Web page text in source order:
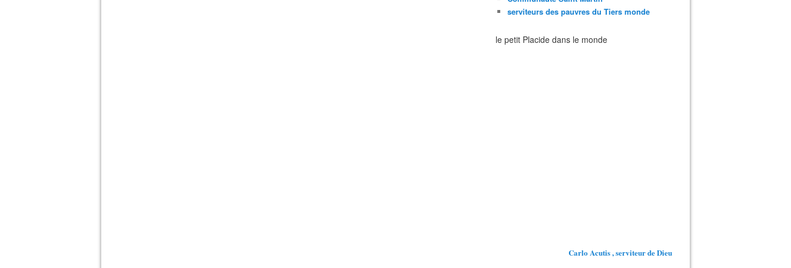
serviteurs des pauvres du Tiers monde
le petit Placide dans le monde
Carlo Acutis , serviteur de Dieu